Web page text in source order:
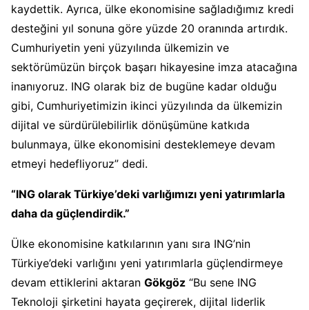
kaydettik. Ayrıca, ülke ekonomisine sağladığımız kredi
desteğini yıl sonuna göre yüzde 20 oranında artırdık.
Cumhuriyetin yeni yüzyılında ülkemizin ve
sektörümüzün birçok başarı hikayesine imza atacağına
inanıyoruz. ING olarak biz de bugüne kadar olduğu
gibi, Cumhuriyetimizin ikinci yüzyılında da ülkemizin
dijital ve sürdürülebilirlik dönüşümüne katkıda
bulunmaya, ülke ekonomisini desteklemeye devam
etmeyi hedefliyoruz” dedi.
“ING olarak Türkiye’deki varlığımızı yeni yatırımlarla
daha da güçlendirdik.”
Ülke ekonomisine katkılarının yanı sıra ING’nin
Türkiye’deki varlığını yeni yatırımlarla güçlendirmeye
devam ettiklerini aktaran Gökgöz “Bu sene ING
Teknoloji şirketini hayata geçirerek, dijital liderlik